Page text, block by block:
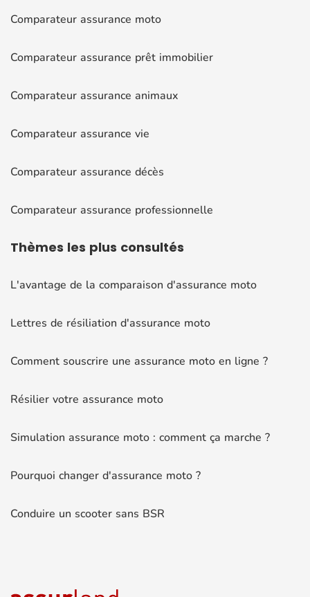
Comparateur assurance moto
Comparateur assurance prêt immobilier
Comparateur assurance animaux
Comparateur assurance vie
Comparateur assurance décès
Comparateur assurance professionnelle
Thèmes les plus consultés
L'avantage de la comparaison d'assurance moto
Lettres de résiliation d'assurance moto
Comment souscrire une assurance moto en ligne ?
Résilier votre assurance moto
Simulation assurance moto : comment ça marche ?
Pourquoi changer d'assurance moto ?
Conduire un scooter sans BSR